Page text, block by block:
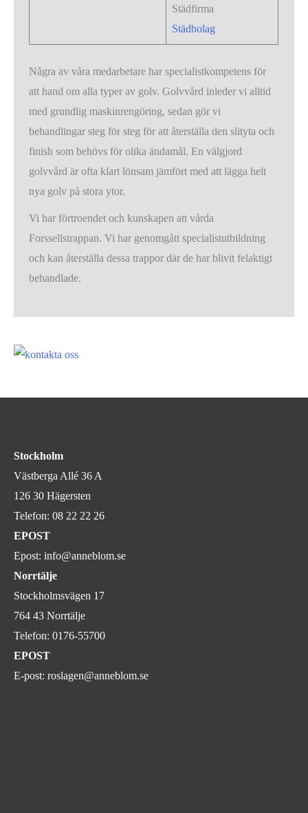
Städfirma
Städbolag
Några av våra medarbetare har specialistkompetens för
att hand om alla typer av golv. Golvvård inleder vi alltid
med grundlig maskinrengöring, sedan gör vi
behandlingar steg för steg för att återställa den slityta och
finish som behövs för olika ändamål. En välgjord
golvvård är ofta klart lönsam jämfört med att lägga helt
nya golv på stora ytor.
Vi har förtroendet och kunskapen att vårda
Forssellstrappan. Vi har genomgått specialistutbildning
och kan återställa dessa trappor där de har blivit felaktigt
behandlade.
Stockholm
Västberga Allé 36 A
126 30 Hägersten
Telefon: 08 22 22 26
EPOST
Epost: info@anneblom.se
Norrtälje
Stockholmsvägen 17
764 43 Norrtälje
Telefon: 0176-55700
EPOST
E-post: roslagen@anneblom.se